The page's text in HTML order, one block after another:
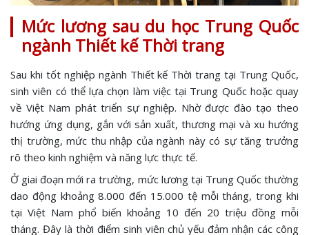
Mức lương sau du học Trung Quốc
ngành Thiết kế Thời trang
Sau khi tốt nghiệp ngành Thiết kế Thời trang tại Trung Quốc,
sinh viên có thể lựa chọn làm việc tại Trung Quốc hoặc quay
về Việt Nam phát triển sự nghiệp. Nhờ được đào tạo theo
hướng ứng dụng, gắn với sản xuất, thương mại và xu hướng
thị trường, mức thu nhập của ngành này có sự tăng trưởng
rõ theo kinh nghiệm và năng lực thực tế.
Ở giai đoạn mới ra trường, mức lương tại Trung Quốc thường
dao động khoảng 8.000 đến 15.000 tệ mỗi tháng, trong khi
tại Việt Nam phổ biến khoảng 10 đến 20 triệu đồng mỗi
tháng. Đây là thời điểm sinh viên chủ yếu đảm nhận các công